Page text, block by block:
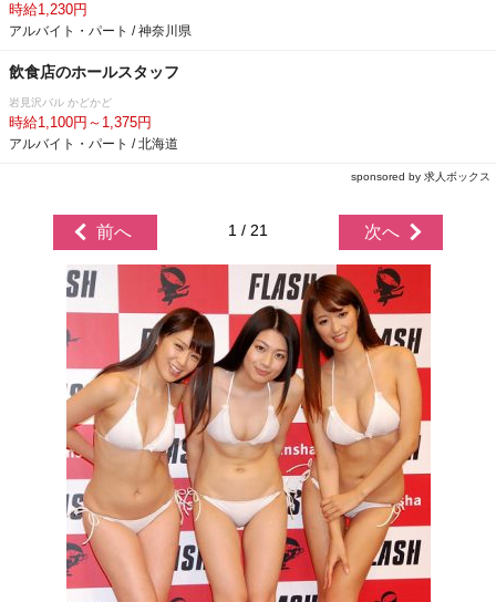
時給1,230円
アルバイト・パート / 神奈川県
飲食店のホールスタッフ
見沢バル かどかど
時給1,100円～1,375円
アルバイト・パート / 北海道
sponsored by 求人ボックス
前へ 1 / 21 次へ